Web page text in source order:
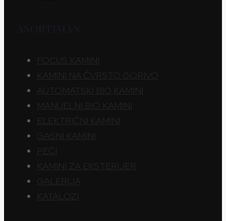
FOCUS KAMINI
KAMINI NA ČVRSTO GORIVO
AUTOMATSKI BIO KAMINI
MANUELNI BIO KAMINI
ELEKTRIČNI KAMINI
GASNI KAMINI
PEĆI
KAMINI ZA EKSTERIJER
GALERIJA
KATALOZI